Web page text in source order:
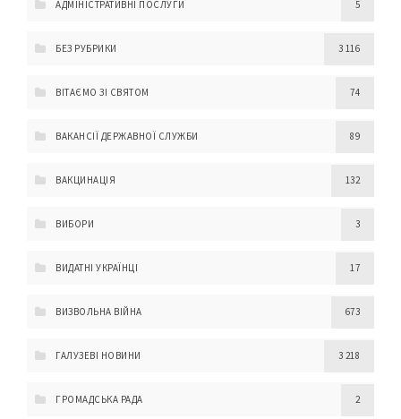
АДМІНІСТРАТИВНІ ПОСЛУГИ 5
БЕЗ РУБРИКИ 3 116
ВІТАЄМО ЗІ СВЯТОМ 74
ВАКАНСІЇ ДЕРЖАВНОЇ СЛУЖБИ 89
ВАКЦИНАЦІЯ 132
ВИБОРИ 3
ВИДАТНІ УКРАЇНЦІ 17
ВИЗВОЛЬНА ВІЙНА 673
ГАЛУЗЕВІ НОВИНИ 3 218
ГРОМАДСЬКА РАДА 2